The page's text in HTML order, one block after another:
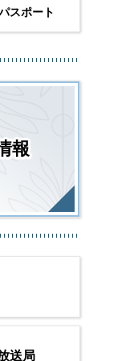
スポート
報
送局